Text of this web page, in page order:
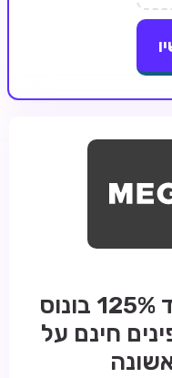
בונוס קבלת פנים: עד 125% בונוס
+ 250 ספינים חינם על